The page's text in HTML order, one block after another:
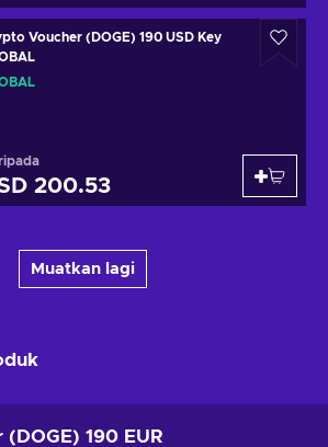
Voucher (DOGE) 190 USD Key
200.53
Muatkan lagi
190 EUR